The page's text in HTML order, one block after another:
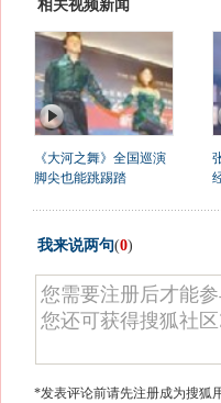
相关视频新闻
《大河之舞》全国巡演
脚尖也能跳踢踏
我来说两句(0)
*发表评论前请先注册成为搜狐